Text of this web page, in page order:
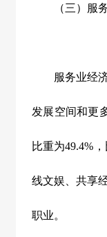
（三）服务
服务业经济
发展空间和更
比重为49.4%
线文娱、共享
职业。